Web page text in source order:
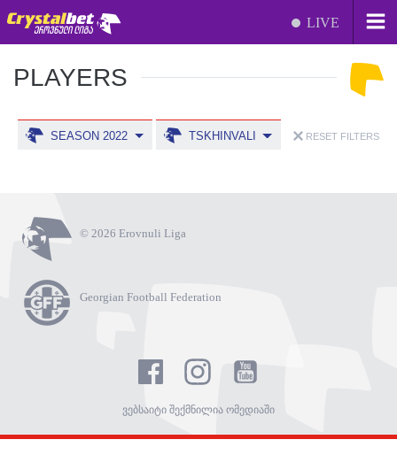
LIVE
PLAYERS
SEASON 2022 TSKHINVALI RESET FILTERS
© 2026 Erovnuli Liga
Georgian Football Federation
ვებსაიტი შექმნილია ომედიაში